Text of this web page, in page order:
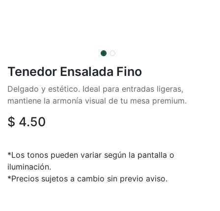
Tenedor Ensalada Fino
Delgado y estético. Ideal para entradas ligeras,
mantiene la armonía visual de tu mesa premium.
$ 4.50
*Los tonos pueden variar según la pantalla o
iluminación.
*Precios sujetos a cambio sin previo aviso.